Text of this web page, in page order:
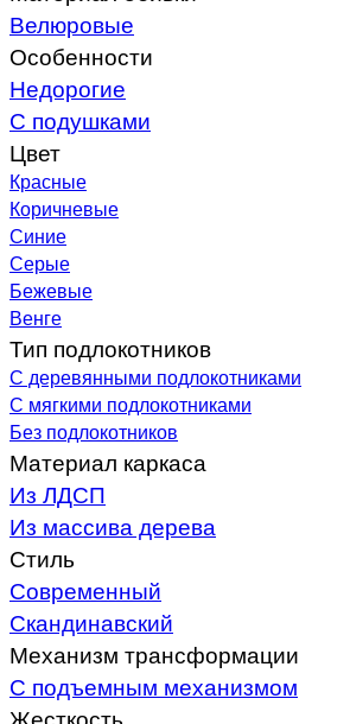
Велюровые
Особенности
Недорогие
С подушками
Цвет
Красные
Коричневые
Синие
Серые
Бежевые
Венге
Тип подлокотников
С деревянными подлокотниками
С мягкими подлокотниками
Без подлокотников
Материал каркаса
Из ЛДСП
Из массива дерева
Стиль
Современный
Скандинавский
Механизм трансформации
С подъемным механизмом
Жесткость